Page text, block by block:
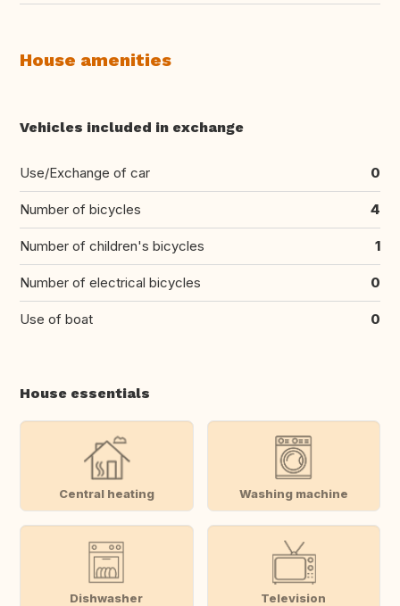
House amenities
Vehicles included in exchange
Use/Exchange of car 0
Number of bicycles 4
Number of children's bicycles 1
Number of electrical bicycles 0
Use of boat 0
House essentials
Central heating Washing machine
Dishwasher Television